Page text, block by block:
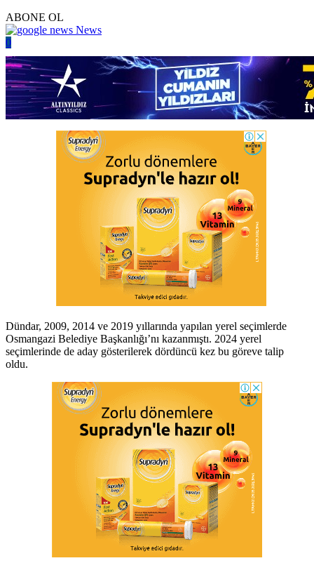
ABONE OL
News
0
Dündar, 2009, 2014 ve 2019 yıllarında yapılan yerel seçimlerde
Osmangazi Belediye Başkanlığı’nı kazanmıştı. 2024 yerel
seçimlerinde de aday gösterilerek dördüncü kez bu göreve talip
oldu.